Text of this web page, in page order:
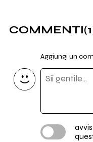
COMMENTI
Aggiungi un